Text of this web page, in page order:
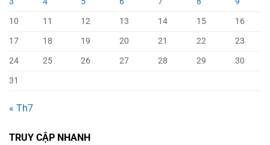
10
11 12 13 14 15
16
17
18 19 20 21 22
23
24
25 26 27 28 29
30
31
« Th7
TRUY CẬP NHANH